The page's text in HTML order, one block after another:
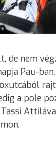
de nem
Pau-ban.
a pole